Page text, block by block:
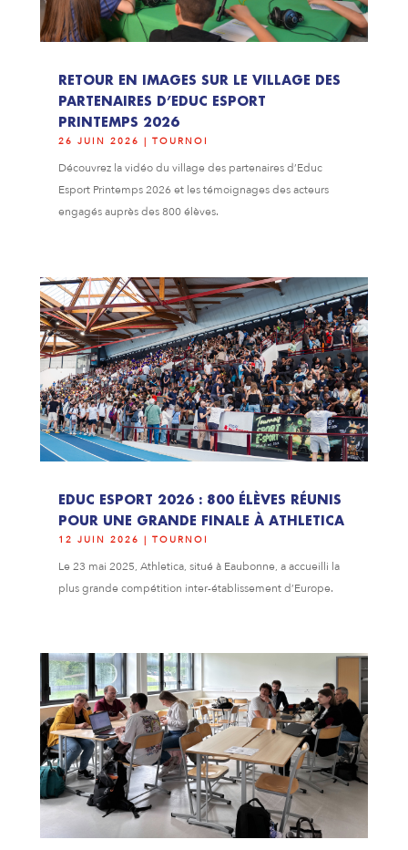
RETOUR EN IMAGES SUR LE VILLAGE DES
PARTENAIRES D’EDUC ESPORT
PRINTEMPS 2026
26 JUIN 2026 | TOURNOI
Découvrez la vidéo du village des partenaires d’Educ
Esport Printemps 2026 et les témoignages des acteurs
engagés auprès des 800 élèves.
EDUC ESPORT 2026 : 800 ÉLÈVES RÉUNIS
POUR UNE GRANDE FINALE À ATHLETICA
12 JUIN 2026 | TOURNOI
Le 23 mai 2025, Athletica, situé à Eaubonne, a accueilli la
plus grande compétition inter-établissement d’Europe.